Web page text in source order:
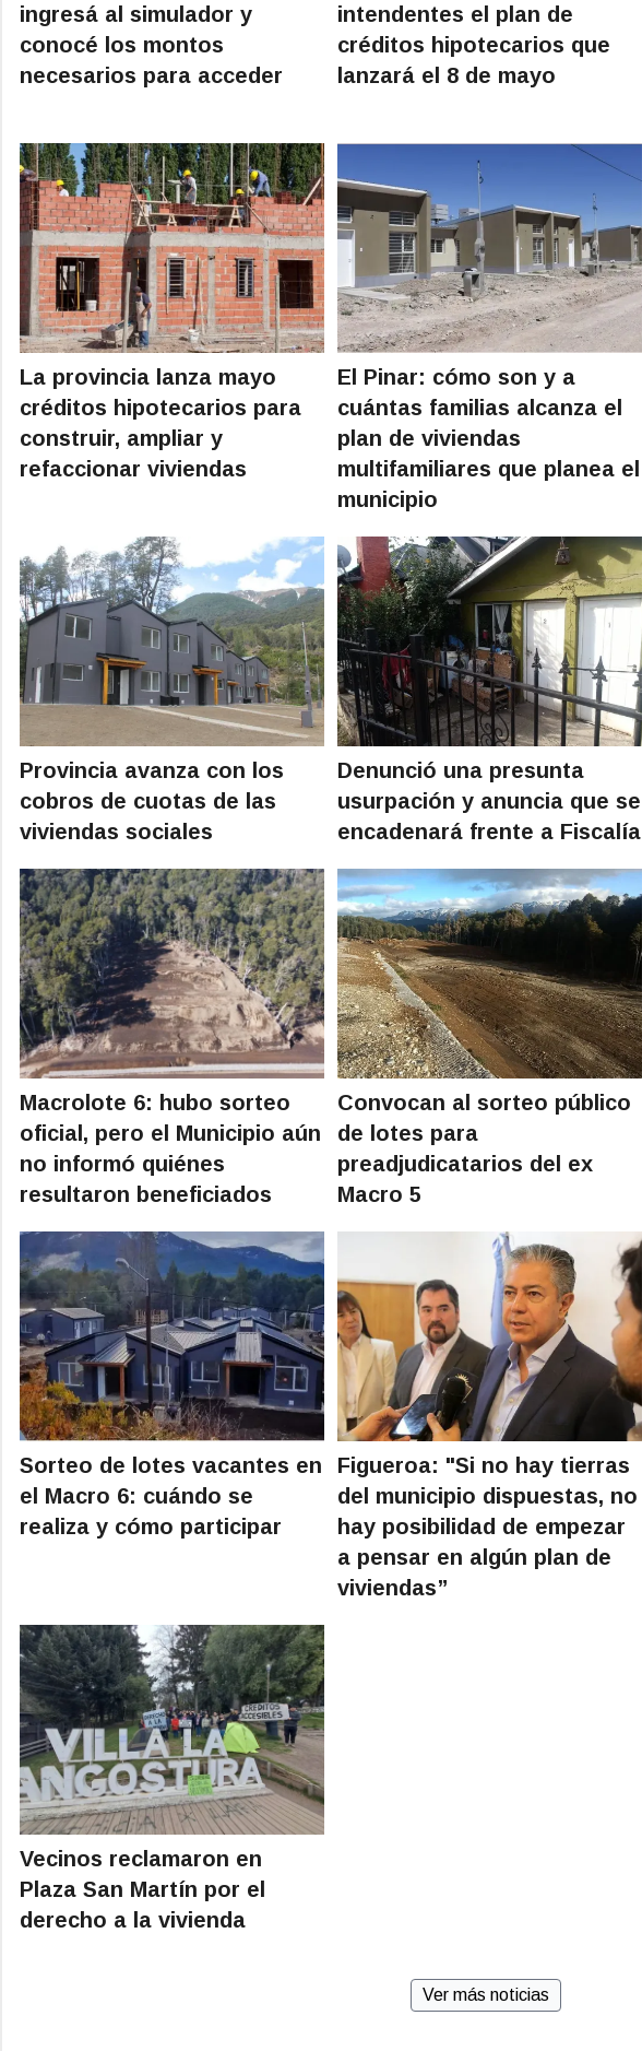
ingresá al simulador y
conocé los montos
necesarios para acceder
intendentes el plan de
créditos hipotecarios que
lanzará el 8 de mayo
La provincia lanza mayo
créditos hipotecarios para
construir, ampliar y
refaccionar viviendas
El Pinar: cómo son y a
cuántas familias alcanza el
plan de viviendas
multifamiliares que planea el
municipio
Provincia avanza con los
cobros de cuotas de las
viviendas sociales
Denunció una presunta
usurpación y anuncia que se
encadenará frente a Fiscalía
Macrolote 6: hubo sorteo
oficial, pero el Municipio aún
no informó quiénes
resultaron beneficiados
Convocan al sorteo público
de lotes para
preadjudicatarios del ex
Macro 5
Sorteo de lotes vacantes en
el Macro 6: cuándo se
realiza y cómo participar
Figueroa: "Si no hay tierras
del municipio dispuestas, no
hay posibilidad de empezar
a pensar en algún plan de
viviendas”
Vecinos reclamaron en
Plaza San Martín por el
derecho a la vivienda
Ver más noticias